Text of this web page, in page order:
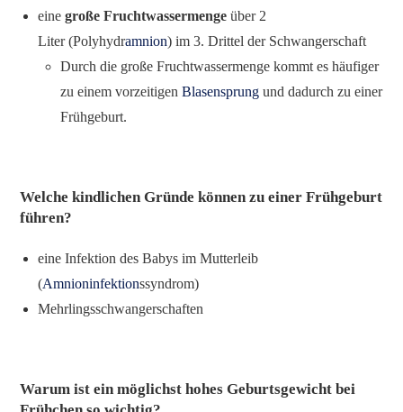
einegroße Fruchtwassermenge über 2
Liter (Polyhydramnion) im 3. Drittel der Schwangerschaft
Durch die große Fruchtwassermenge kommt es häufiger
zu einem vorzeitigenBlasensprung und dadurch zu einer
Frühgeburt.
Welche kindlichen Gründe können zu einer Frühgeburt
führen?
eine Infektion des Babys im Mutterleib
(Amnioninfektionssyndrom)
Mehrlingsschwangerschaften
Warum ist ein möglichst hohes Geburtsgewicht bei